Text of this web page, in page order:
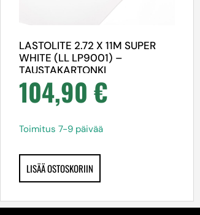
LASTOLITE 2.72 X 11M SUPER
WHITE (LL LP9001) –
TAUSTAKARTONKI
104,90 €
Toimitus 7-9 päivää
LISÄÄ OSTOSKORIIN